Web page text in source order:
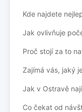
Kde najdete
Jak ovlivňuje
Proč stojí za to
Zajímá vás, jaký
Jak v Ostravě
Co čekat od